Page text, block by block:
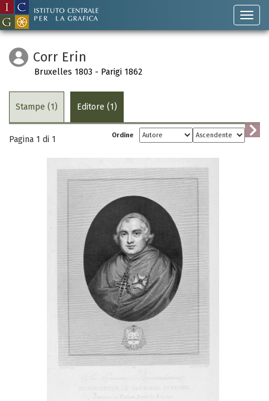
Corr Erin
Bruxelles 1803 - Parigi 1862
Stampe (1) Editore (1)
Pagina 1 di 1 Ordine